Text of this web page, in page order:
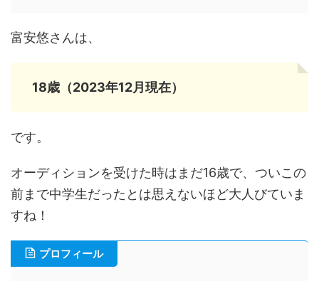
富安悠さんは、
18歳（2023年12月現在）
です。
オーディションを受けた時はまだ16歳で、ついこの
前まで中学生だったとは思えないほど大人びていま
すね！
プロフィール